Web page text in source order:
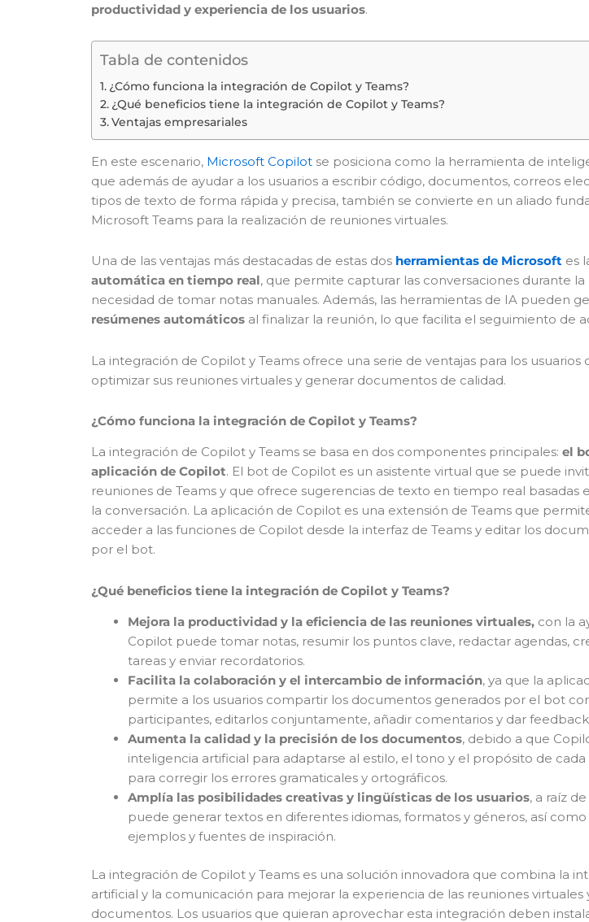
productividad y experiencia de los usuarios.
Tabla de contenidos
¿Cómo funciona la integración de Copilot y Teams?
¿Qué beneficios tiene la integración de Copilot y Teams?
Ventajas empresariales
En este escenario, Microsoft Copilot se posiciona como la herramienta de
que además de ayudar a los usuarios a escribir código, documentos, correos
tipos de texto de forma rápida y precisa, también se convierte en un aliado
Microsoft Teams para la realización de reuniones virtuales.
Una de las ventajas más destacadas de estas dos herramientas de Microsoft es
automática en tiempo real, que permite capturar las conversaciones durante la
necesidad de tomar notas manuales. Además, las herramientas de IA pueden
resúmenes automáticos al finalizar la reunión, lo que facilita el seguimiento de
La integración de Copilot y Teams ofrece una serie de ventajas para los usuarios
optimizar sus reuniones virtuales y generar documentos de calidad.
¿Cómo funciona la integración de Copilot y Teams?
La integración de Copilot y Teams se basa en dos componentes principales: el
aplicación de Copilot. El bot de Copilot es un asistente virtual que se puede
reuniones de Teams y que ofrece sugerencias de texto en tiempo real basadas
la conversación. La aplicación de Copilot es una extensión de Teams que
acceder a las funciones de Copilot desde la interfaz de Teams y editar los
por el bot.
¿Qué beneficios tiene la integración de Copilot y Teams?
Mejora la productividad y la eficiencia de las reuniones virtuales, con la
Copilot puede tomar notas, resumir los puntos clave, redactar agendas,
tareas y enviar recordatorios.
Facilita la colaboración y el intercambio de información, ya que la
permite a los usuarios compartir los documentos generados por el bot
participantes, editarlos conjuntamente, añadir comentarios y dar
Aumenta la calidad y la precisión de los documentos, debido a que
inteligencia artificial para adaptarse al estilo, el tono y el propósito de
para corregir los errores gramaticales y ortográficos.
Amplía las posibilidades creativas y lingüísticas de los usuarios, a raíz
puede generar textos en diferentes idiomas, formatos y géneros, así como
ejemplos y fuentes de inspiración.
La integración de Copilot y Teams es una solución innovadora que combina la
artificial y la comunicación para mejorar la experiencia de las reuniones virtuales
documentos. Los usuarios que quieran aprovechar esta integración deben